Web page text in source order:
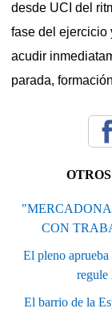
desde UCI del
fase del ejercicio
acudir
parada,
CON
El pleno
regule
El barrio de la